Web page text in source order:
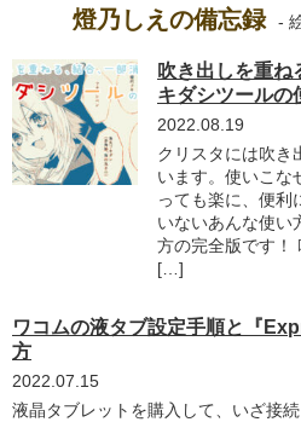
燈乃しえの備忘録 -
吹き出しを重
キダシツールの
2022.08.19
クリスタには吹き
います。使いこな
っても楽に、便利
いないあんな使い
方の完全版です！
[…]
ワコムの液タブ設定手順と『
方
2022.07.15
液晶タブレットを購入して、いざ接